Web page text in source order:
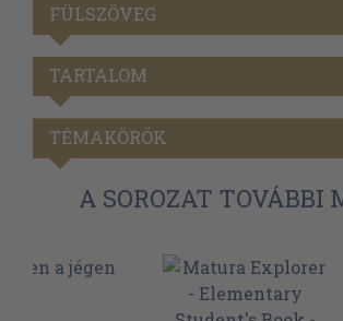
FÜLSZÖVEG
TARTALOM
TÉMAKÖRÖK
A SOROZAT TOVÁBBI